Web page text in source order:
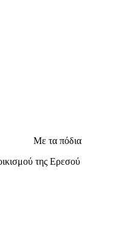
Με τα πόδια
της Ερεσού